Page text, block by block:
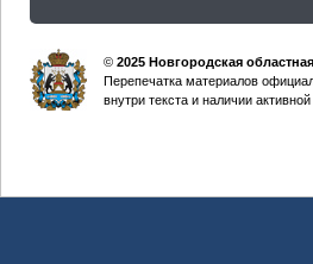
© 2025 Новгородская
Перепечатка материалов
внутри текста и наличии